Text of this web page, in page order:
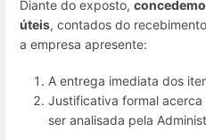
Diante do exposto,
úteis, contados do
a empresa apresente:
A entrega imediata dos
Justificativa formal
ser analisada pela